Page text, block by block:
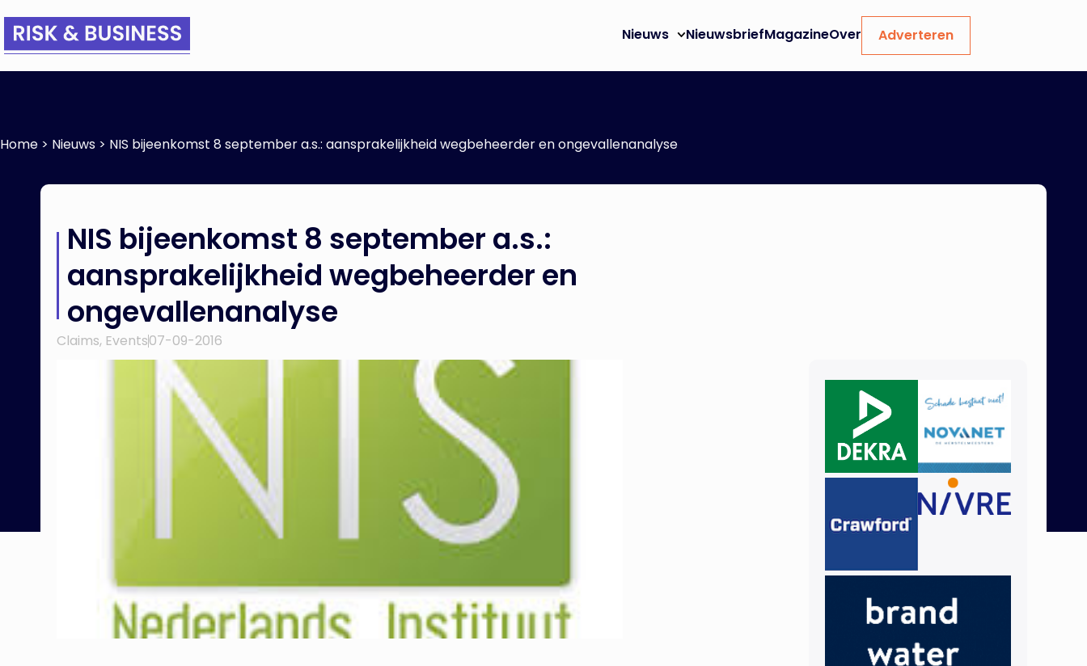
Nieuws NieuwsbriefMagazineOver Adverteren
Home > Nieuws > NIS bijeenkomst 8 september a.s.: aansprakelijkheid wegbeheerder en ongevallenanalyse
NIS bijeenkomst 8 september a.s.:
aansprakelijkheid wegbeheerder en
ongevallenanalyse
Claims, Events07-09-2016